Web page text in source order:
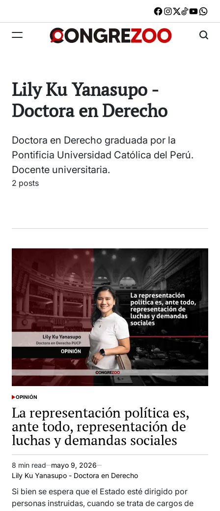
Facebook
Instagram
X TikTok
W
Lily Ku Yanasupo -
Doctora en Derecho
Doctora en Derecho graduada por la
Pontificia Universidad Católica del Perú.
Docente universitaria.
2 posts
POSTED
IN
OPINIÓN
La representación política es,
ante todo, representación de
luchas y demandas sociales
Estimated
read
time
8 min read
mayo 9, 2026
Lily Ku Yanasupo - Doctora en Derecho
Si bien se espera que el Estado esté dirigido por
personas instruidas, cuando se trata de cargos de